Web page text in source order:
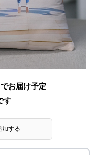
お届け予定
す
加する